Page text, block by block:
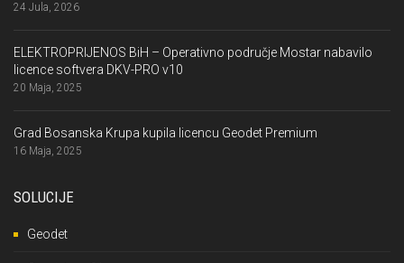
24 Jula, 2026
ELEKTROPRIJENOS BiH – Operativno područje Mostar nabavilo
licence softvera DKV-PRO v10
20 Maja, 2025
Grad Bosanska Krupa kupila licencu Geodet Premium
16 Maja, 2025
SOLUCIJE
Geodet